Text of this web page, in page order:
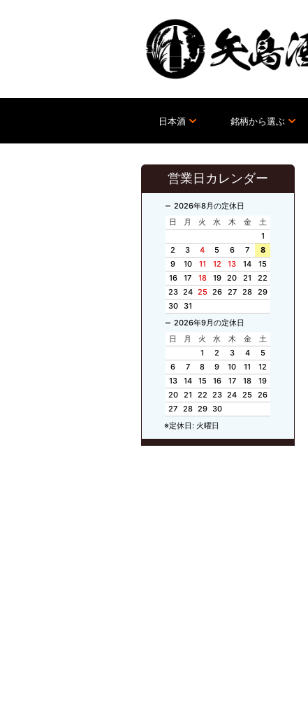
日本酒 銘柄から選ぶ
営業日カレンダー
2026年8月の定休日
日
月 火 水 木 金
土
1
2
3 4 5 6 7
8
9
10 11 12 13 14
15
16
17 18 19 20 21
22
23 24 25 26 27 28 29
30
31
2026年9月の定休日
日
月 火 水 木 金
土
1
2 3 4
5
6
7 8 9 10 11
12
13
14 15 16 17 18
19
20
21 22 23 24 25 26
27 28 29 30
※定休日: 火曜日